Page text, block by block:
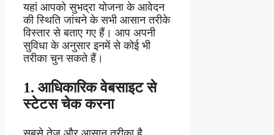
यहां आपको सुभद्रा योजना के आवेदन
की स्थिति जांचने के सभी आसान तरीके
विस्तार से बताए गए हैं। आप अपनी
सुविधा के अनुसार इनमें से कोई भी
तरीका चुन सकते हैं।
1. आधिकारिक वेबसाइट से
स्टेटस चेक करना